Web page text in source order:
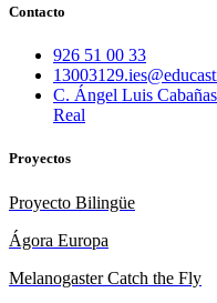
Contacto
926 51 00 33
C. Ángel Luis
Real
Proyectos
Proyecto Bilingüe
Ágora Europa
Melanogaster Catch the Fly